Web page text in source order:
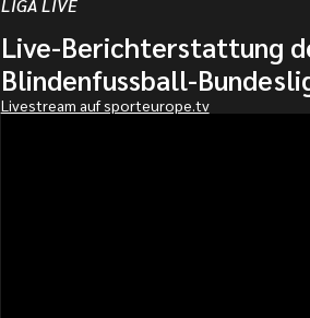
LIGA LIVE
Live-Berichterstattung
Blindenfussball-
Livestream auf sporteurope.tv